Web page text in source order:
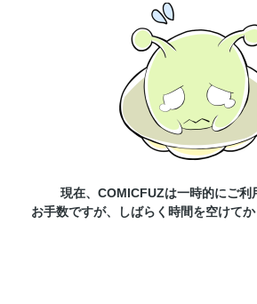
現在、COMICFUZは一時的にご利
お手数ですが、しばらく時間を空けてか